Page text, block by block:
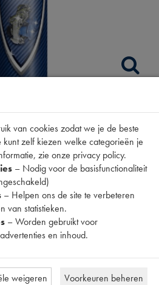
excl. btw)
van cookies zodat we je de beste
zelf kiezen welke categorieën je
zie onze privacy policy.
– Nodig voor de basisfunctionaliteit
– Helpen ons de site te verbeteren
van statistieken.
– Worden gebruikt voor
en inhoud.
weigeren
Voorkeuren beheren